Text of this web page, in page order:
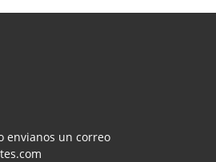
envianos un correo